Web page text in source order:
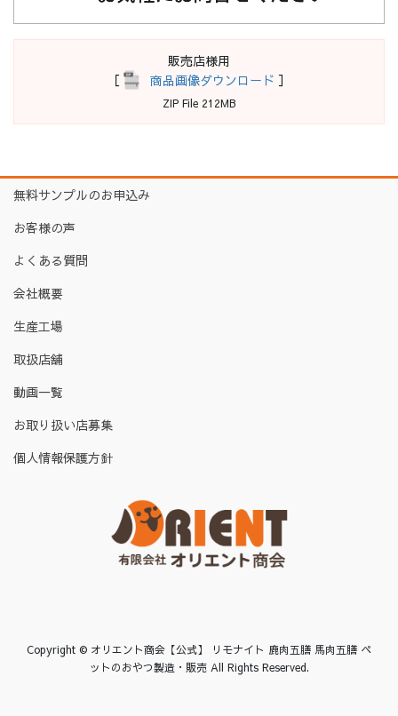
販売店様用
［
商品画像ダウンロード ］
ZIP File 212MB
無料サンプルのお申込み
お客様の声
よくある質問
会社概要
生産工場
取扱店舗
動画一覧
お取り扱い店募集
個人情報保護方針
Copyright © オリエント商会【公式】 リモナイト 鹿肉五膳 馬肉五膳 ペ
ットのおやつ製造・販売 All Rights Reserved.